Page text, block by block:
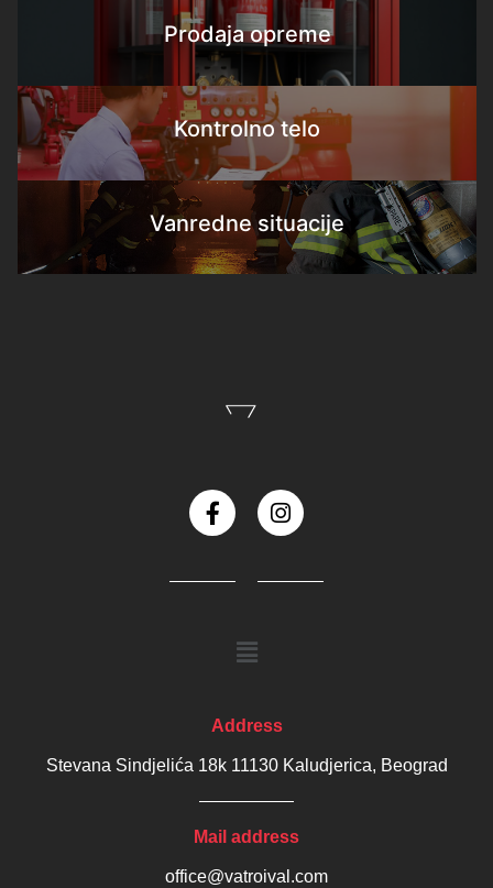
Prodaja opreme
Kontrolno telo
Vanredne situacije
Address
Stevana Sindjelića 18k 11130 Kaludjerica, Beograd
Mail address
office@vatroival.com